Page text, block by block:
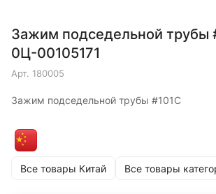
Зажим подседельной трубы
0Ц-00105171
Арт. 180005
Зажим подседельной трубы #101С
Все товары Китай Все товары